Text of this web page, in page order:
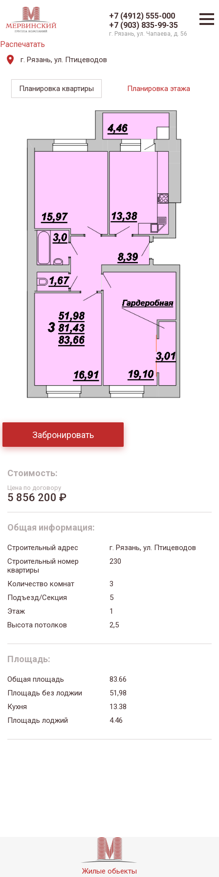
+7 (4912) 555-000
+7 (903) 835-99-35
г. Рязань, ул. Чапаева, д. 56
Распечатать
г. Рязань, ул. Птицеводов
Планировка квартиры Планировка этажа
Забронировать
Стоимость:
Цена по договору
5 856 200 ₽
Общая информация:
Строительный адрес
г. Рязань, ул. Птицеводов
Строительный номер
квартиры
230
Количество комнат
3
Подъезд/Секция
5
Этаж
1
Высота потолков
2,5
Площадь:
Общая площадь
83.66
Площадь без лоджии
51,98
Кухня
13.38
Площадь лоджий
4.46
Жилые обьекты